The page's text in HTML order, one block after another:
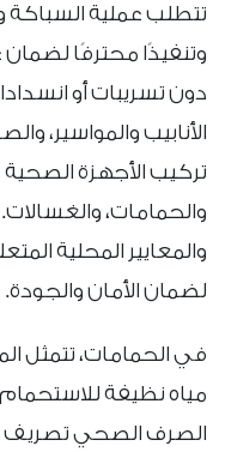
تتطلب عملية
وتنفيذًا محترفًا
دون تسريبات أو
الأنابيب والمواسير،
تركيب الأجهزة
والحمامات،
والمعايير المحلية
لضمان الأمان والجودة.
في الحمامات، تتمثل
مياه نظيفة
الصرف الصحي تصريف